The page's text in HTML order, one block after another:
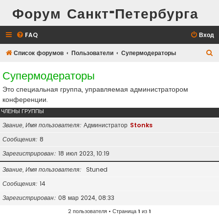
Форум Санкт-Петербурга
FAQ Вход
Список форумов Пользователи Супермодераторы
Супермодераторы
Это специальная группа, управляемая администратором
конференции.
ЧЛЕНЫ ГРУППЫ
Звание, Имя пользователя Администратор Stonks
Сообщения 8
Зарегистрирован 18 июл 2023, 10:19
Звание, Имя пользователя
Stuned
Сообщения 14
Зарегистрирован 08 мар 2024, 08:33
2 пользователя • Страница1 из1